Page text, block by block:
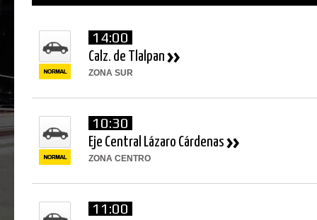
14:00
Calz. de Tlalpan
ZONA SUR
10:30
Eje Central Lázaro Cárdenas
ZONA CENTRO
11:00